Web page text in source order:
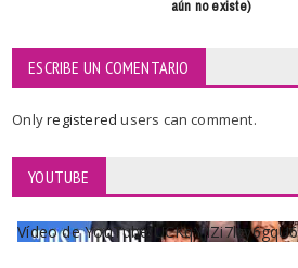
aún no existe)
ESCRIBE UN COMENTARIO
Onlyregisteredusers can comment.
YOUTUBE
Vídeo de YouTube